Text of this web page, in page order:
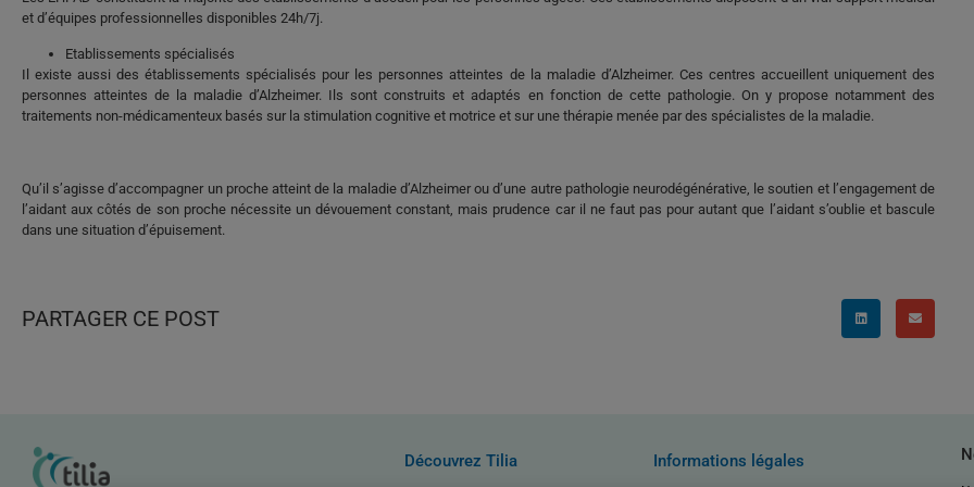
et d’équipes professionnelles disponibles 24h/7j.
Etablissements spécialisés
Il existe aussi des établissements spécialisés pour les personnes atteintes de la maladie d’Alzheimer. Ces centres accueillent uniquement des
personnes atteintes de la maladie d’Alzheimer. Ils sont construits et adaptés en fonction de cette pathologie. On y propose notamment des
traitements non-médicamenteux basés sur la stimulation cognitive et motrice et sur une thérapie menée par des spécialistes de la maladie.
Qu’il s’agisse d’accompagner un proche atteint de la maladie d’Alzheimer ou d’une autre pathologie neurodégénérative, le soutien et l’engagement de
l’aidant aux côtés de son proche nécessite un dévouement constant, mais prudence car il ne faut pas pour autant que l’aidant s’oublie et bascule
dans une situation d’épuisement.
PARTAGER CE POST
Découvrez Tilia Informations légales